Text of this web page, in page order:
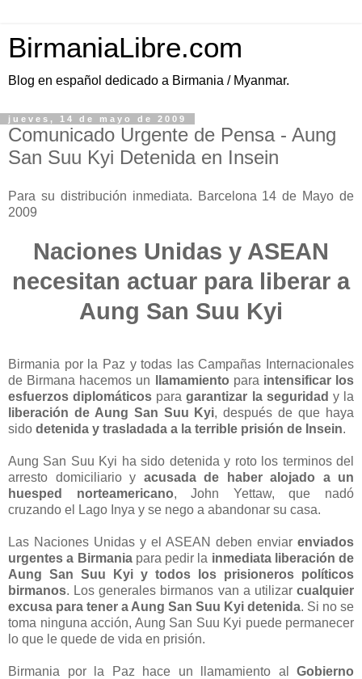
BirmaniaLibre.com
Blog en español dedicado a Birmania / Myanmar.
jueves, 14 de mayo de 2009
Comunicado Urgente de Pensa - Aung
San Suu Kyi Detenida en Insein
Para su distribución inmediata. Barcelona 14 de Mayo de
2009
Naciones Unidas y ASEAN
necesitan actuar para liberar a
Aung San Suu Kyi
Birmania por la Paz y todas las Campañas Internacionales
de Birmana hacemos un
llamamiento para intensificar los
esfuerzos diplomáticos paragarantizar la seguridad y la
liberación de Aung San Suu Kyi, después de que haya
sido detenida y trasladada a la terrible prisión de Insein.
Aung San Suu Kyi ha sido detenida y roto los terminos del
arresto domiciliario y acusada de haber alojado a un
huesped norteamericano, John Yettaw, que nadó
cruzando el Lago Inya y se nego a abandonar su casa.
Las Naciones Unidas y el ASEAN deben enviar enviados
urgentes a Birmaniapara pedir la inmediata liberación de
Aung San Suu Kyi y todos los prisioneros políticos
birmanos. Los generales birmanos van a utilizar cualquier
excusa para tener a Aung San Suu Kyi detenida. Si no se
toma ninguna acción, Aung San Suu Kyi puede permanecer
lo que le quede de vida en prisión.
Birmania por la Paz hace un llamamiento al Gobierno